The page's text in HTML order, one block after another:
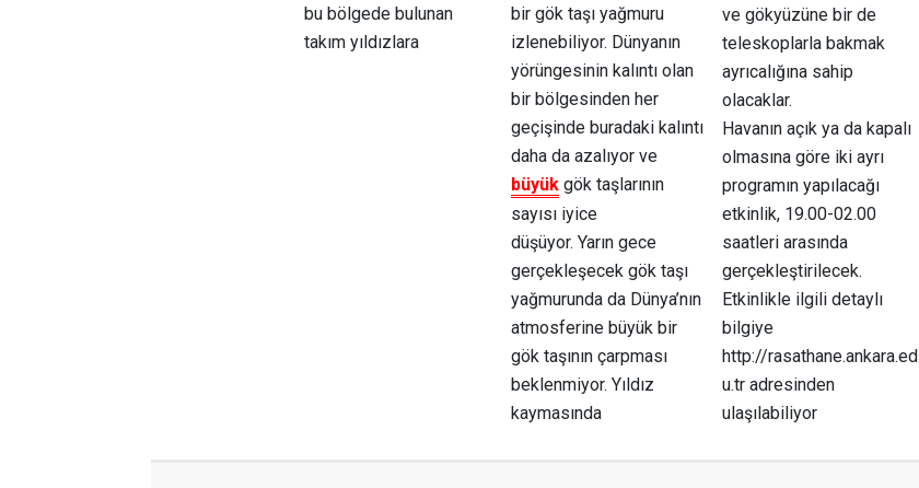
bu bölgede bulunan
takım yıldızlara
bir gök taşı yağmuru
izlenebiliyor. Dünyanın
yörüngesinin kalıntı olan
bir bölgesinden her
geçişinde buradaki kalıntı
daha da azalıyor ve
büyük gök taşlarının
sayısı iyice
düşüyor. Yarın gece
gerçekleşecek gök taşı
yağmurunda da Dünya’nın
atmosferine büyük bir
gök taşının çarpması
beklenmiyor. Yıldız
kaymasında
ve gökyüzüne bir de
teleskoplarla bakmak
ayrıcalığına sahip
olacaklar.
Havanın açık ya da kapalı
olmasına göre iki ayrı
programın yapılacağı
etkinlik, 19.00-02.00
saatleri arasında
gerçekleştirilecek.
Etkinlikle ilgili detaylı
bilgiye
http://rasathane.ankara.ed
u.tr adresinden
ulaşılabiliyor